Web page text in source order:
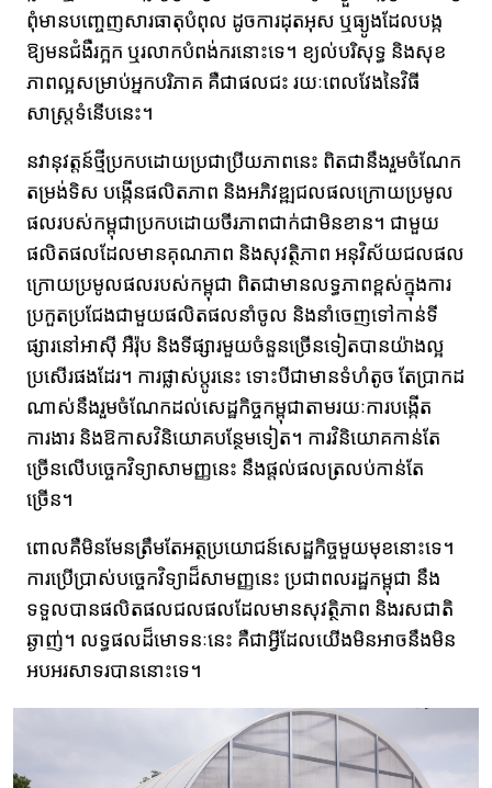
ពុំមានបញ្ចេញសារធាតុបំពុល ដូចការដុតអុស ឬធ្យូងដែលបង្ក
ឱ្យមនជំងឺរក្អក ឬរលាកបំពង់ករនោះទេ។ ខ្យល់បរិសុទ្ធ និងសុខ
ភាពល្អសម្រាប់អ្នកបរិភាគ គឺជាផលជះ រយៈពេលវែងនៃវិធី
សាស្ត្រទំនើបនេះ។
នវានុវត្តន៍ថ្មីប្រកបដោយប្រជាប្រីយភាពនេះ ពិតជានឹងរួមចំណែក
តម្រង់ទិស បង្កើនផលិតភាព និងអភិវឌ្ឍជលផលក្រោយប្រមូល
ផលរបស់កម្ពុជាប្រកបដោយចីរភាពជាក់ជាមិនខាន។ ជាមួយ
ផលិតផលដែលមានគុណភាព និងសុវត្ថិភាព អនុវិស័យជលផល
ក្រោយប្រមូលផលរបស់កម្ពុជា ពិតជាមានលទ្ធភាពខ្ពស់ក្នុងការ
ប្រកួតប្រជែងជាមួយផលិតផលនាំចូល និងនាំចេញទៅកាន់ទី
ផ្សារនៅអាស៊ី អឺរ៉ុប និងទីផ្សារមួយចំនួនច្រើនទៀតបានយ៉ាងល្អ
ប្រសើរផងដែរ។ ការផ្លាស់ប្តូរនេះ ទោះបីជាមានទំហំតូច តែប្រាកដ
ណាស់នឹងរួមចំណែកដល់សេដ្ឋកិច្ចកម្ពុជាតាមរយៈការបង្កើត
ការងារ និងឱកាសវិនិយោគបន្ថែមទៀត។ ការវិនិយោគកាន់តែ
ច្រើនលើបច្ចេកវិទ្យាសាមញ្ញនេះ នឹងផ្តល់ផលត្រលប់កាន់តែ
ច្រើន។
ពោលគឺមិនមែនត្រឹមតែអត្ថប្រយោជន៍សេដ្ឋកិច្ចមួយមុខនោះទេ។
ការប្រើប្រាស់បច្ចេកវិទ្យាដ៏សាមញ្ញនេះ ប្រជាពលរដ្ឋកម្ពុជា​ នឹ​ង
ទទួលបានផលិតផលជលផលដែលមានសុវត្ថិភាព និងរសជាតិ
ឆ្ងាញ់។ លទ្ធផលដ៏មោទនៈនេះ គឺជាអ្វីដែលយើងមិនអាចនឹងមិន
អបអរសាទរបាននោះទេ។